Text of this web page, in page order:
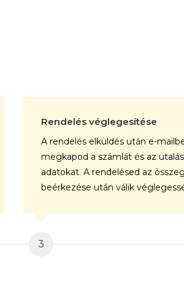
Rendelés véglegesítése
A rendelés elküldés után e-
megkapod a számlát és az
adatokat. A rendelésed az összeg
beérkezése után válik
3